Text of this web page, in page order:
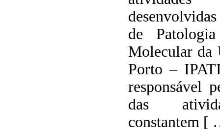
de
Molecular da
Porto –
responsável
das
constantem [